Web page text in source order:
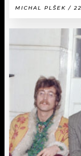
MICHAL PLŠEK /